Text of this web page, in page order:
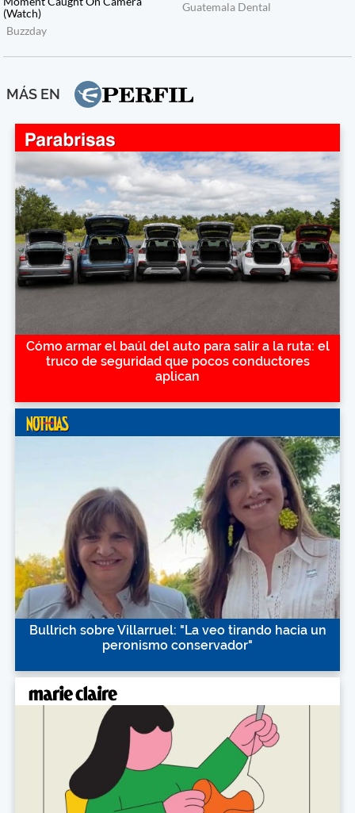
MÁS EN
Cómo armar el baúl del auto para salir a la ruta: el
truco de seguridad que pocos conductores
aplican
Bullrich sobre Villarruel: "La veo tirando hacia un
peronismo conservador"